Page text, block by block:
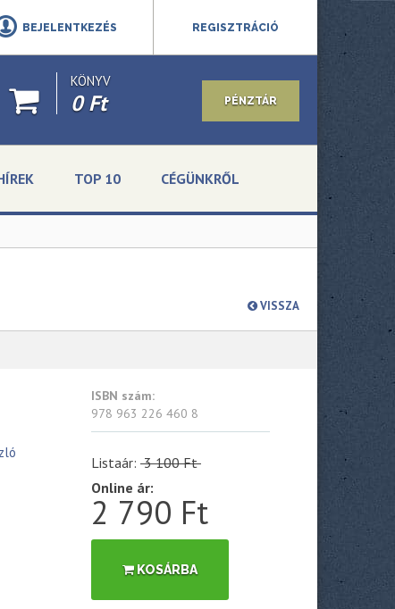
BEJELENTKEZÉS REGISZTRÁCIÓ
KÖNYV
0 Ft PÉNZTÁR
TOP 10 CÉGÜNKRŐL
VISSZA
ISBN szám:
978 963 226 460 8
Listaár: 3 100 Ft
Online ár:
2 790 Ft
KOSÁRBA